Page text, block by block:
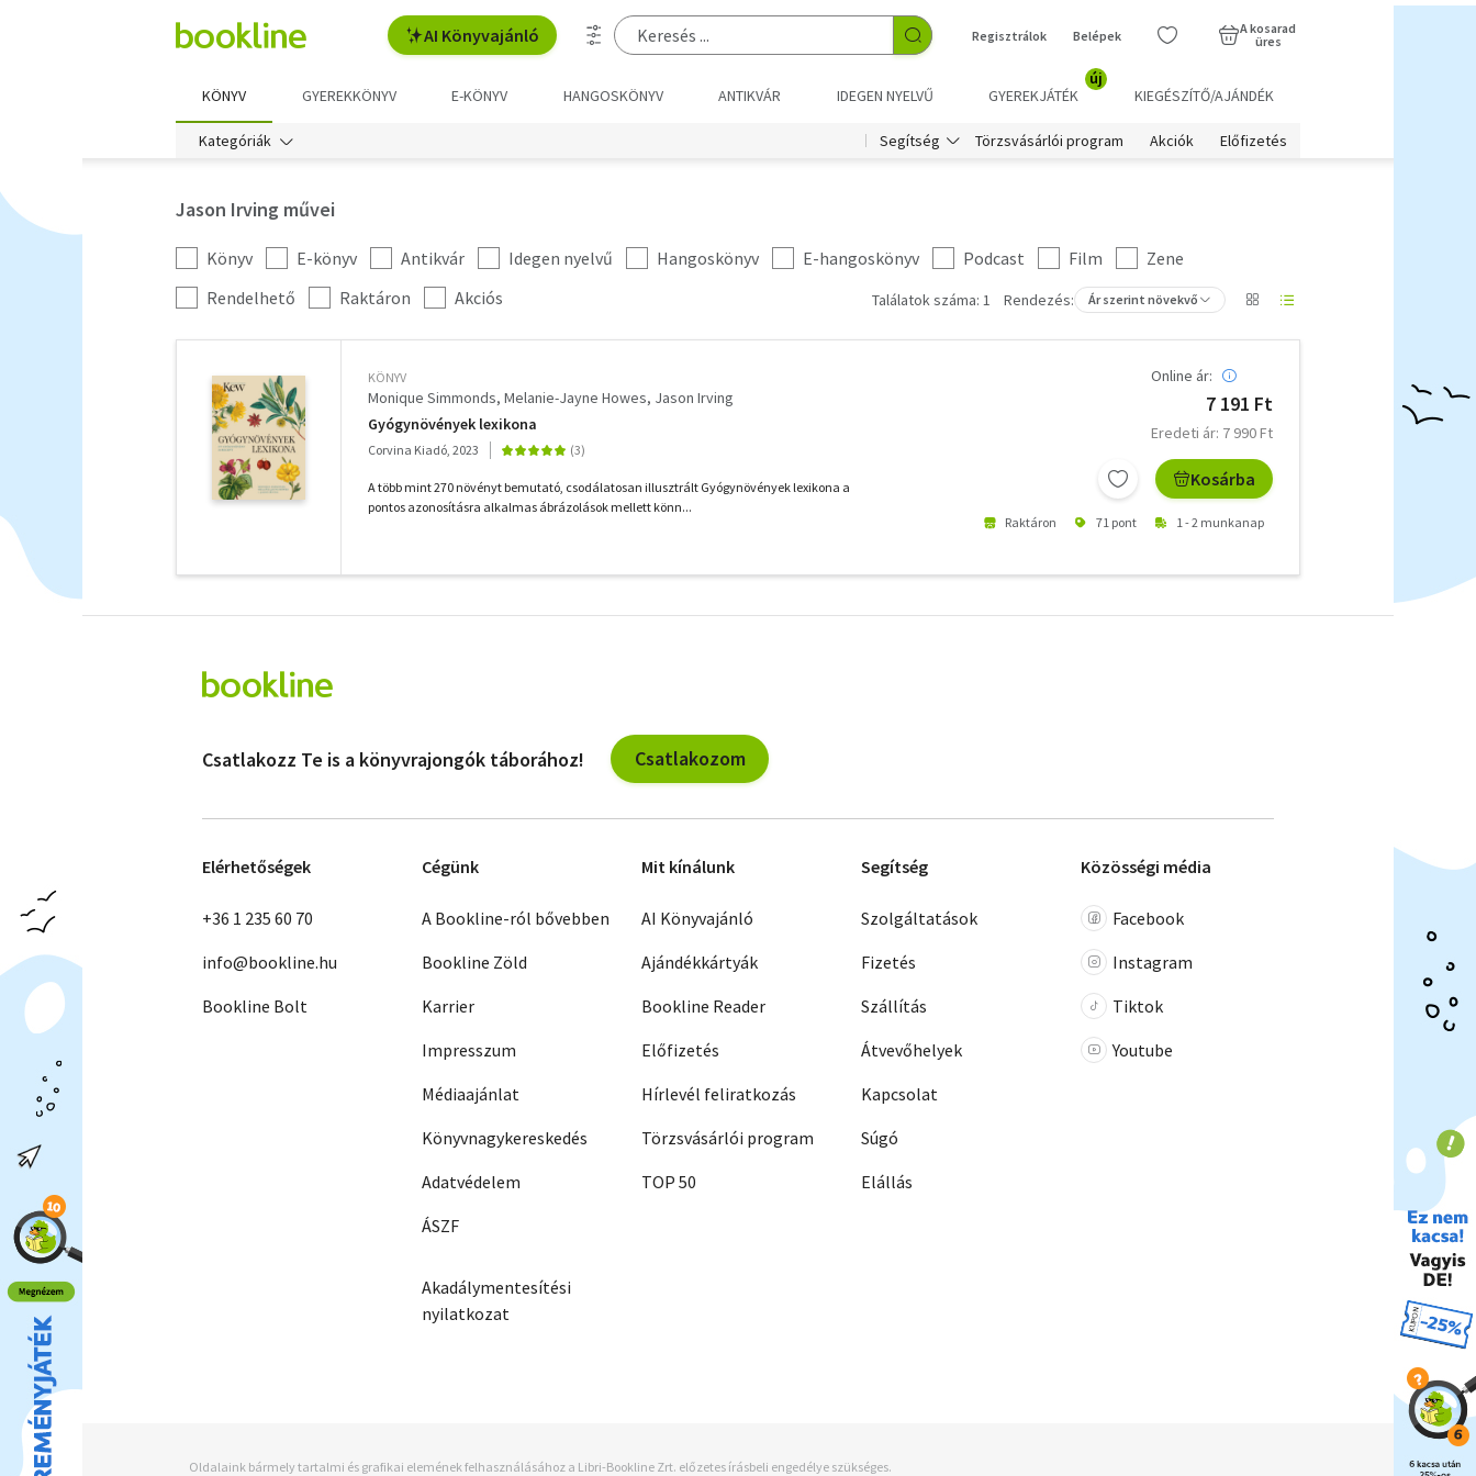
AI Könyvajánló Regisztrálok Belépek
A kosarad
üres
KÖNYV GYEREKKÖNYV E-KÖNYV HANGOSKÖNYV ANTIKVÁR IDEGEN NYELVŰ GYEREKJÁTÉK
új
KIEGÉSZÍTŐ/AJÁNDÉK
Kategóriák Segítség Törzsvásárlói program Akciók Előfizetés
Jason Irving művei
Kategória
szűrés
Könyv E-könyv Antikvár Idegen nyelvű Hangoskönyv E-hangoskönyv Podcast Film
Zene
További
szűrők
Rendelhető Raktáron Akciós Találatok száma: 1 Rendezés: Ár szerint növekvő
KÖNYV
Monique Simmonds Melanie-Jayne Howes Jason Irving
Gyógynövények lexikona
Corvina Kiadó, 2023
A több mint 270 növényt bemutató, csodálatosan illusztrált Gyógynövények lexikona a
pontos azonosításra alkalmas ábrázolások mellett könn...
Online ár:
7 191 Ft
Eredeti ár: 7 990 Ft
Kosárba
Raktáron 71 pont 1 - 2 munkanap
szűrők
Csatlakozz Te is a könyvrajongók táborához! Csatlakozom
Elérhetőségek
+36 1 235 60 70
info@bookline.hu
Bookline Bolt
Cégünk
A Bookline-ról bővebben
Bookline Zöld
Karrier
Impresszum
Médiaajánlat
Könyvnagykereskedés
Adatvédelem
ÁSZF
Akadálymentesítési
nyilatkozat
Mit kínálunk
AI Könyvajánló
Ajándékkártyák
Bookline Reader
Előfizetés
Hírlevél feliratkozás
Törzsvásárlói program
TOP 50
Segítség
Szolgáltatások
Fizetés
Szállítás
Átvevőhelyek
Kapcsolat
Súgó
Elállás
Közösségi média
Facebook
Instagram
Tiktok
Youtube
Oldalaink bármely tartalmi és grafikai elemének felhasználásához a Libri-Bookline Zrt. előzetes írásbeli engedélye szükséges.